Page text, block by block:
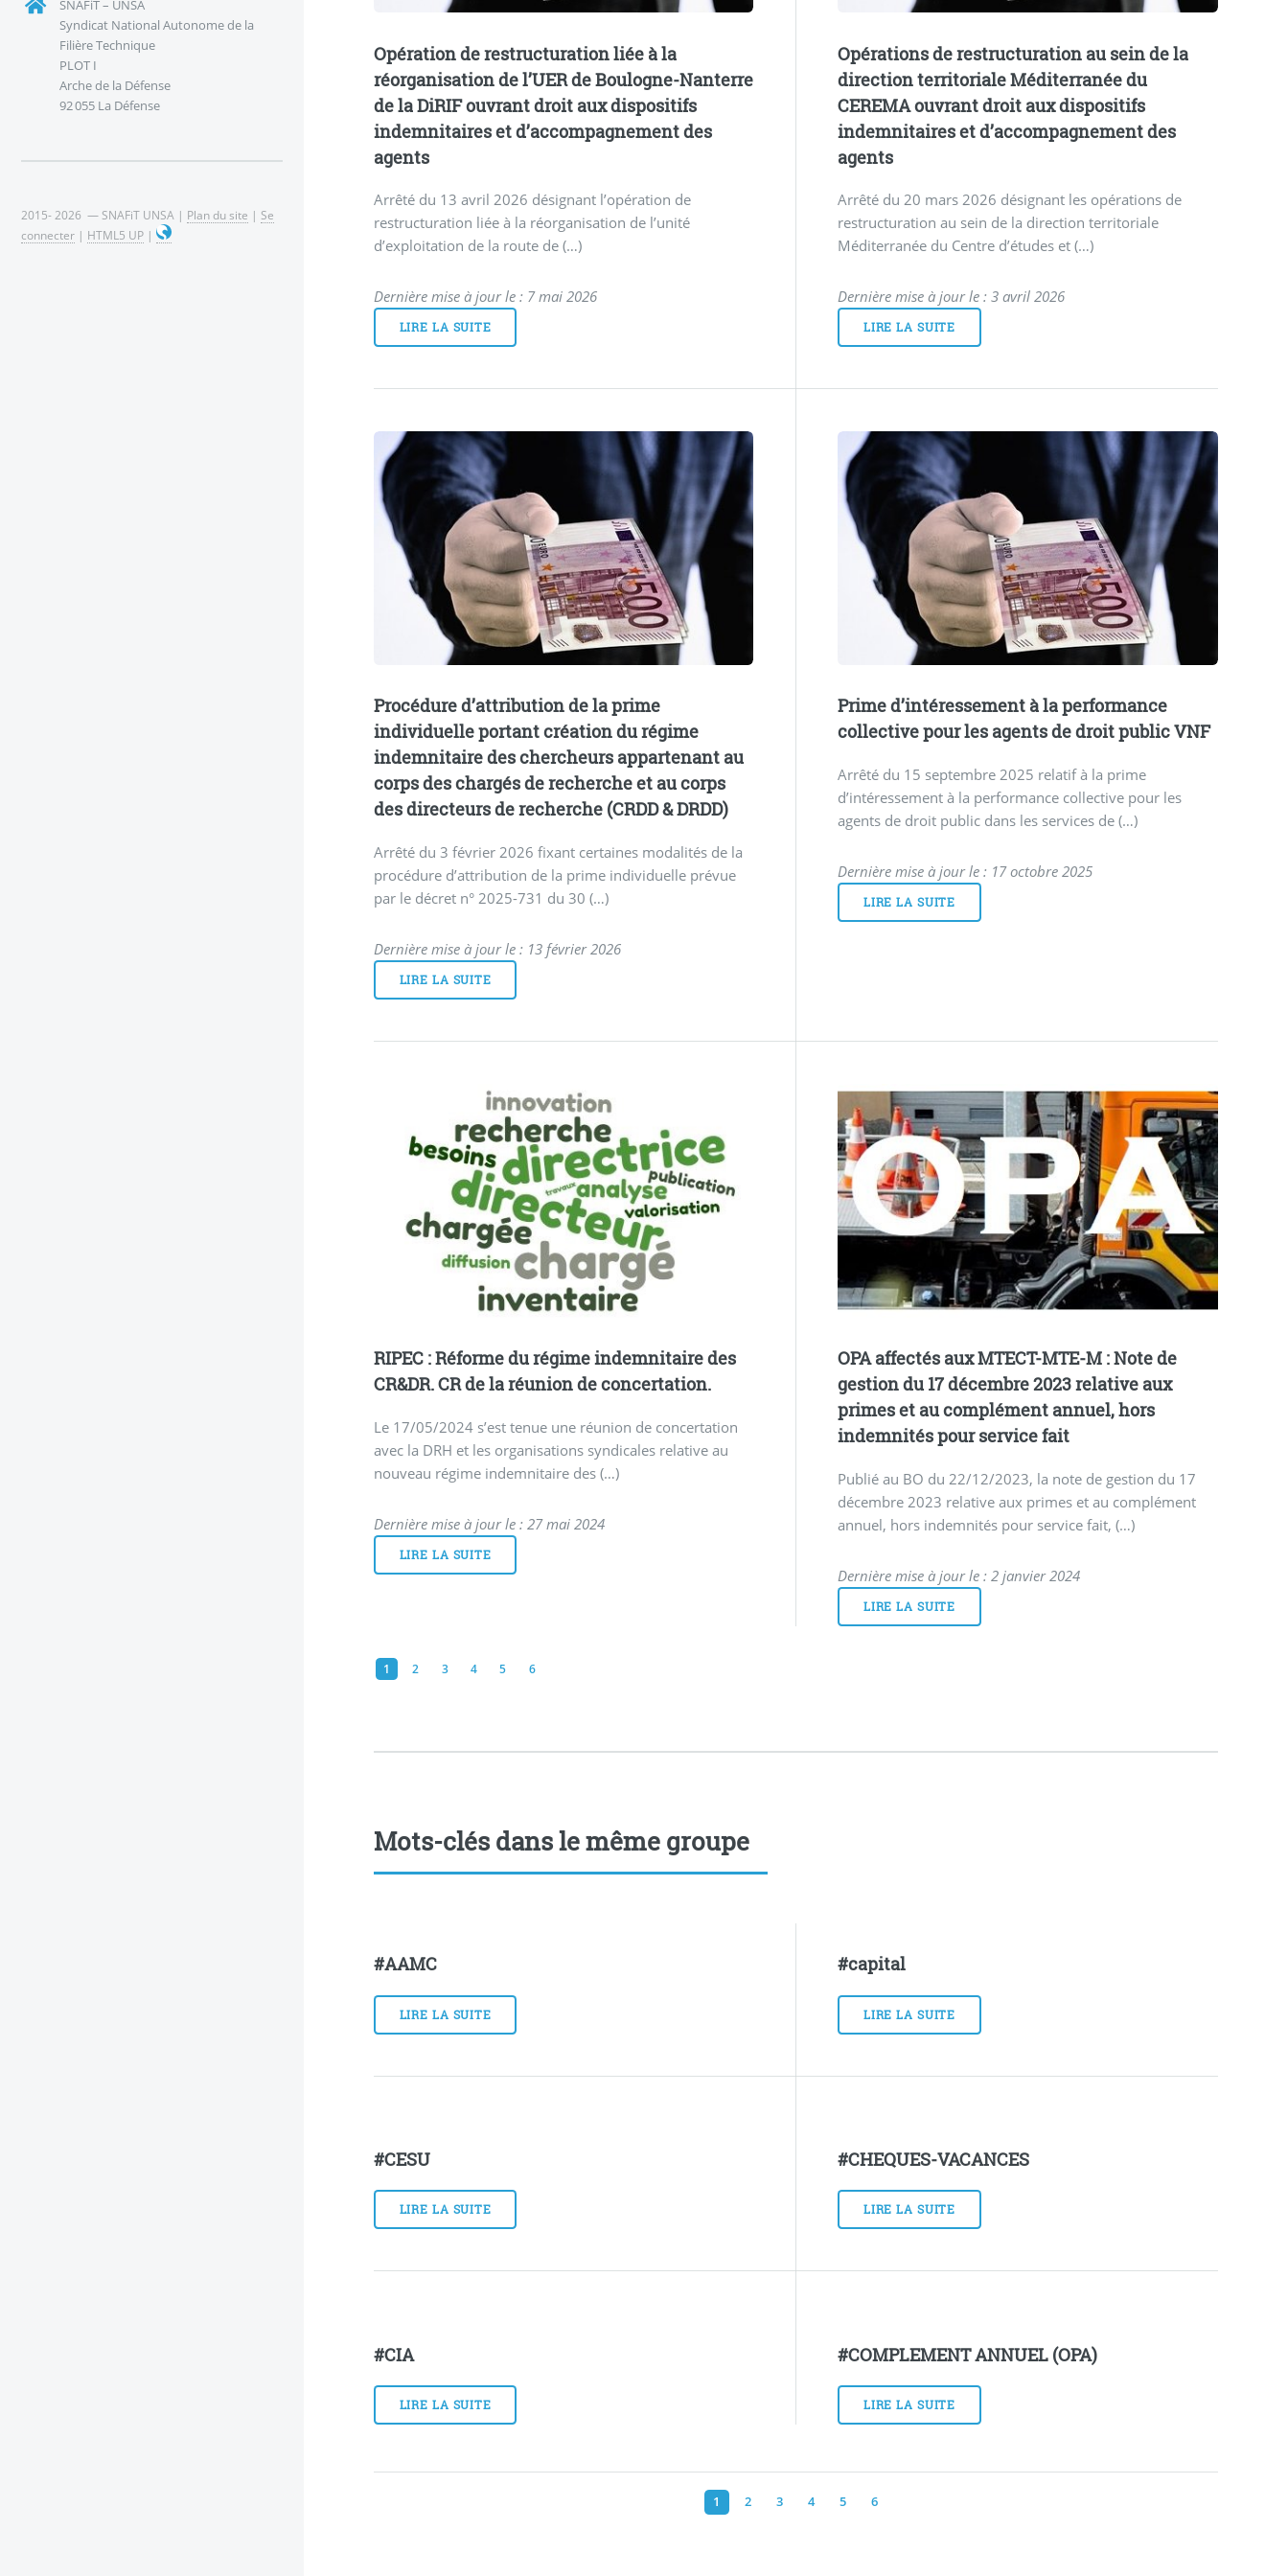
Opération de restructuration liée à la
réorganisation de l’UER de Boulogne-Nanterre
de la DiRIF ouvrant droit aux dispositifs
indemnitaires et d’accompagnement des
agents
Arrêté du 13 avril 2026 désignant l’opération de
restructuration liée à la réorganisation de l’unité
d’exploitation de la route de (…)
Dernière mise à jour le : 7 mai 2026
LIRE LA SUITE
Opérations de restructuration au sein de la
direction territoriale Méditerranée du
CEREMA ouvrant droit aux dispositifs
indemnitaires et d’accompagnement des
agents
Arrêté du 20 mars 2026 désignant les opérations de
restructuration au sein de la direction territoriale
Méditerranée du Centre d’études et (…)
Dernière mise à jour le : 3 avril 2026
LIRE LA SUITE
Procédure d’attribution de la prime
individuelle portant création du régime
indemnitaire des chercheurs appartenant au
corps des chargés de recherche et au corps
des directeurs de recherche (CRDD & DRDD)
Arrêté du 3 février 2026 fixant certaines modalités de la
procédure d’attribution de la prime individuelle prévue
par le décret n° 2025-731 du 30 (…)
Dernière mise à jour le : 13 février 2026
LIRE LA SUITE
Prime d’intéressement à la performance
collective pour les agents de droit public VNF
Arrêté du 15 septembre 2025 relatif à la prime
d’intéressement à la performance collective pour les
agents de droit public dans les services de (…)
Dernière mise à jour le : 17 octobre 2025
LIRE LA SUITE
RIPEC : Réforme du régime indemnitaire des
CR&DR. CR de la réunion de concertation.
Le 17/05/2024 s’est tenue une réunion de concertation
avec la DRH et les organisations syndicales relative au
nouveau régime indemnitaire des (…)
Dernière mise à jour le : 27 mai 2024
LIRE LA SUITE
OPA affectés aux MTECT-MTE-M : Note de
gestion du 17 décembre 2023 relative aux
primes et au complément annuel, hors
indemnités pour service fait
Publié au BO du 22/12/2023, la note de gestion du 17
décembre 2023 relative aux primes et au complément
annuel, hors indemnités pour service fait, (…)
Dernière mise à jour le : 2 janvier 2024
LIRE LA SUITE
1 2 3 4 5 6
Mots-clés dans le même groupe
#AAMC
LIRE LA SUITE
#capital
LIRE LA SUITE
#CESU
LIRE LA SUITE
#CHEQUES-VACANCES
LIRE LA SUITE
#CIA
LIRE LA SUITE
#COMPLEMENT ANNUEL (OPA)
LIRE LA SUITE
1 2 3 4 5 6
SNAFiT – UNSA
Syndicat National Autonome de la
Filière Technique
PLOT I
Arche de la Défense
92 055 La Défense
2015- 2026 — SNAFiT UNSA | Plan du site | Se
connecter | HTML5 UP |